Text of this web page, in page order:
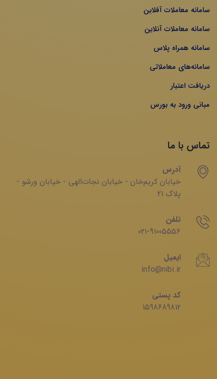
سامانه معاملات آفلاین
سامانه معاملات آنلاین
سامانه همراه پلاس
سامانه‌های معاملاتی
دریافت اعتبار
مبانی ورود به بورس
تماس با ما
آدرس
خیابان‌ کریم‌‌خان - خیابان ‌نجات‌الهی - خیابان ‌ورشو -
پلاک 21
تلفن
021-91005556
ایمیل
info@nibi.ir
کد پستی
1598689812